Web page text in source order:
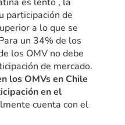
participación de
a lo que se
un 34% de los
los OMV no debe
de mercado.
los OMVs en Chile
en el
cuenta con el